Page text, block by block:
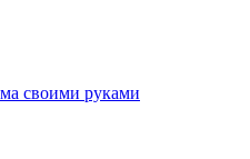
своими руками